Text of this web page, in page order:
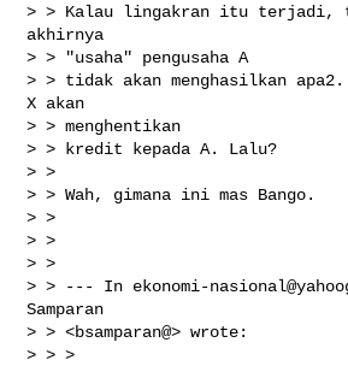
> > Kalau lingakran itu terjadi,
akhirnya
> > "usaha" pengusaha A
> > tidak akan menghasilkan
X akan
> > menghentikan
> > kredit kepada A. Lalu?
> >
> > Wah, gimana ini mas Bango.
> >
> >
> >
> > --- In ekonomi-
Samparan
> > <bsamparan@> wrote:
> > >